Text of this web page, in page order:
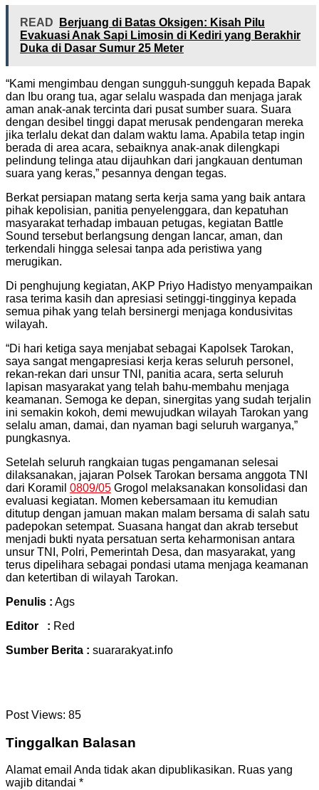
READ
Berjuang di Batas Oksigen: Kisah Pilu
Evakuasi Anak Sapi Limosin di Kediri yang Berakhir
Duka di Dasar Sumur 25 Meter
“Kami mengimbau dengan sungguh-sungguh kepada Bapak
dan Ibu orang tua, agar selalu waspada dan menjaga jarak
aman anak-anak tercinta dari pusat sumber suara. Suara
dengan desibel tinggi dapat merusak pendengaran mereka
jika terlalu dekat dan dalam waktu lama. Apabila tetap ingin
berada di area acara, sebaiknya anak-anak dilengkapi
pelindung telinga atau dijauhkan dari jangkauan dentuman
suara yang keras,” pesannya dengan tegas.
Berkat persiapan matang serta kerja sama yang baik antara
pihak kepolisian, panitia penyelenggara, dan kepatuhan
masyarakat terhadap imbauan petugas, kegiatan Battle
Sound tersebut berlangsung dengan lancar, aman, dan
terkendali hingga selesai tanpa ada peristiwa yang
merugikan.
Di penghujung kegiatan, AKP Priyo Hadistyo menyampaikan
rasa terima kasih dan apresiasi setinggi-tingginya kepada
semua pihak yang telah bersinergi menjaga kondusivitas
wilayah.
“Di hari ketiga saya menjabat sebagai Kapolsek Tarokan,
saya sangat mengapresiasi kerja keras seluruh personel,
rekan-rekan dari unsur TNI, panitia acara, serta seluruh
lapisan masyarakat yang telah bahu-membahu menjaga
keamanan. Semoga ke depan, sinergitas yang sudah terjalin
ini semakin kokoh, demi mewujudkan wilayah Tarokan yang
selalu aman, damai, dan nyaman bagi seluruh warganya,”
pungkasnya.
Setelah seluruh rangkaian tugas pengamanan selesai
dilaksanakan, jajaran Polsek Tarokan bersama anggota TNI
dari Koramil 0809/05 Grogol melaksanakan konsolidasi dan
evaluasi kegiatan. Momen kebersamaan itu kemudian
ditutup dengan jamuan makan malam bersama di salah satu
padepokan setempat. Suasana hangat dan akrab tersebut
menjadi bukti nyata persatuan serta keharmonisan antara
unsur TNI, Polri, Pemerintah Desa, dan masyarakat, yang
terus dipelihara sebagai pondasi utama menjaga keamanan
dan ketertiban di wilayah Tarokan.
Penulis : Ags
Editor : Red
Sumber Berita : suararakyat.info
Post Views: 85
Tinggalkan Balasan
Alamat email Anda tidak akan dipublikasikan. Ruas yang
wajib ditandai *